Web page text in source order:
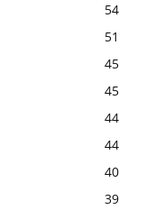
54
51
45
45
44
44
40
39